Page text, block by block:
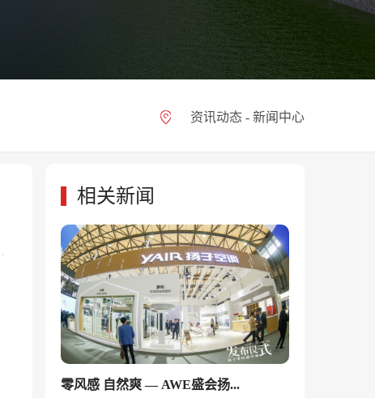
资讯动态 - 新闻中心
相关新闻
零风感 自然爽 — AWE盛会扬...